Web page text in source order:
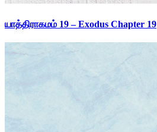
யாத்திராகமம் 19 – Exodus Chapter 19